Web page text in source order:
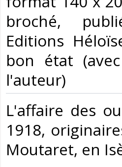
broché,
Editions
bon état
l'auteur)‎
‎L'affaire des
1918,
Moutaret, en